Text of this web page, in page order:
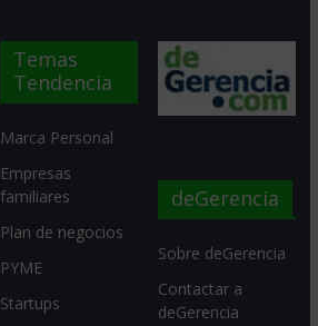
Temas
Tendencia
Marca Personal
Empresas
familiares
Plan de negocios
PYME
Startups
deGerencia
Sobre deGerencia
Contactar a
deGerencia